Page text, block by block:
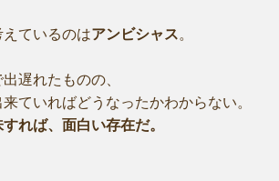
ているのはアンビシャス。
遅れたものの、
ていればどうなったかわからない。
れば、面白い存在だ。